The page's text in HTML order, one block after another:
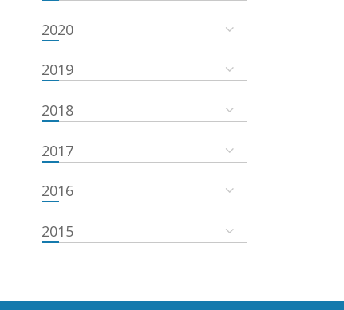
2020
2019
2018
2017
2016
2015